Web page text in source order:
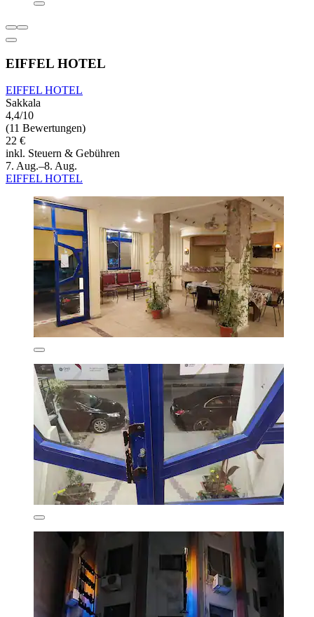
EIFFEL HOTEL
EIFFEL HOTEL
Sakkala
4,4/10
(11 Bewertungen)
22 €
inkl. Steuern & Gebühren
7. Aug.–8. Aug.
EIFFEL HOTEL